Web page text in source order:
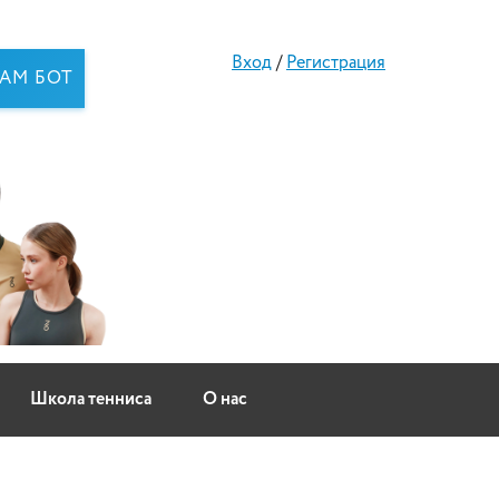
БОТ
Вход/Регистрация
Школа тенниса О нас